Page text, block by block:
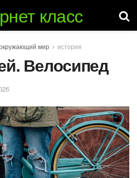
класс
мир история
Велосипед